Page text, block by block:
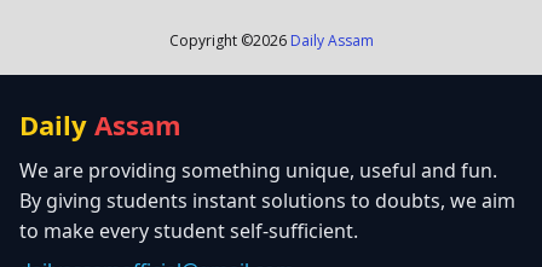
Copyright ©2026 Daily Assam
Daily Assam
We are providing something unique, useful and fun.
By giving students instant solutions to doubts, we aim
to make every student self-sufficient.